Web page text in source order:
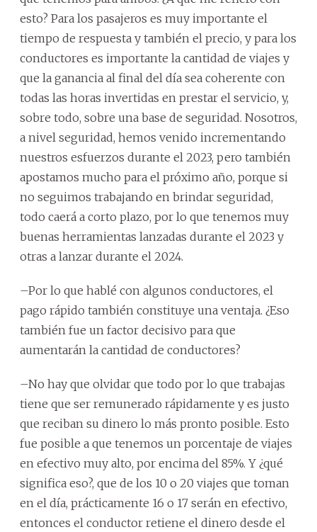
esto? Para los pasajeros es muy importante el
tiempo de respuesta y también el precio, y para los
conductores es importante la cantidad de viajes y
que la ganancia al final del día sea coherente con
todas las horas invertidas en prestar el servicio, y,
sobre todo, sobre una base de seguridad. Nosotros,
a nivel seguridad, hemos venido incrementando
nuestros esfuerzos durante el 2023, pero también
apostamos mucho para el próximo año, porque si
no seguimos trabajando en brindar seguridad,
todo caerá a corto plazo, por lo que tenemos muy
buenas herramientas lanzadas durante el 2023 y
otras a lanzar durante el 2024.
–Por lo que hablé con algunos conductores, el
pago rápido también constituye una ventaja. ¿Eso
también fue un factor decisivo para que
aumentarán la cantidad de conductores?
–No hay que olvidar que todo por lo que trabajas
tiene que ser remunerado rápidamente y es justo
que reciban su dinero lo más pronto posible. Esto
fue posible a que tenemos un porcentaje de viajes
en efectivo muy alto, por encima del 85%. Y ¿qué
significa eso?, que de los 10 o 20 viajes que toman
en el día, prácticamente 16 o 17 serán en efectivo,
entonces el conductor retiene el dinero desde el